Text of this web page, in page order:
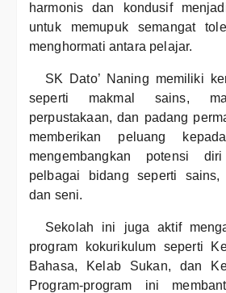
harmonis dan kondusif
untuk memupuk semangat
menghormati antara pelajar.
SK Dato’ Naning memiliki
seperti makmal sains,
perpustakaan, dan padang
memberikan peluang
mengembangkan potensi
pelbagai bidang seperti sains,
dan seni.
Sekolah ini juga aktif
program kokurikulum seperti
Bahasa, Kelab Sukan, dan
Program-program ini